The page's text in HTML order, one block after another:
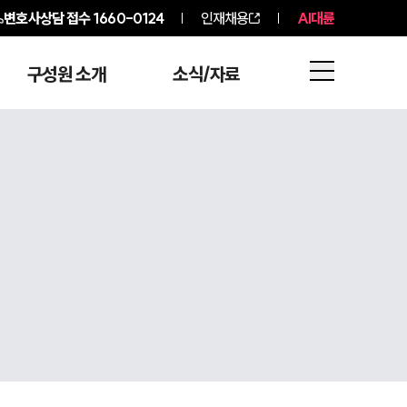
변호사상담 접수1660-0124 인재채용 AI대륜
구성원 소개 소식/자료